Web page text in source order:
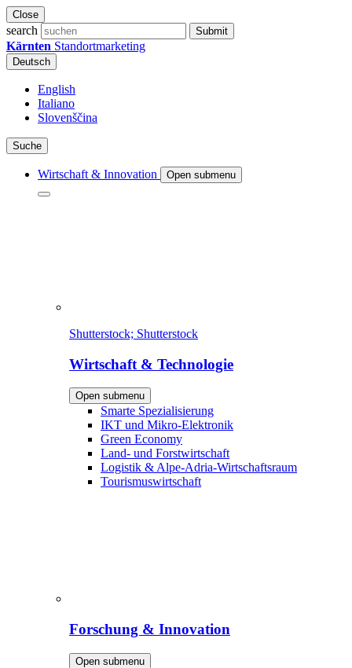
Close
search Submit
Kärnten Standortmarketing
Deutsch
English
Italiano
Slovenščina
Suche
Wirtschaft & Innovation Open submenu
Shutterstock; Shutterstock
Wirtschaft & Technologie
Open submenu
Smarte Spezialisierung
IKT und Mikro-Elektronik
Green Economy
Land- und Forstwirtschaft
Logistik & Alpe-Adria-Wirtschaftsraum
Tourismuswirtschaft
Forschung & Innovation
Open submenu